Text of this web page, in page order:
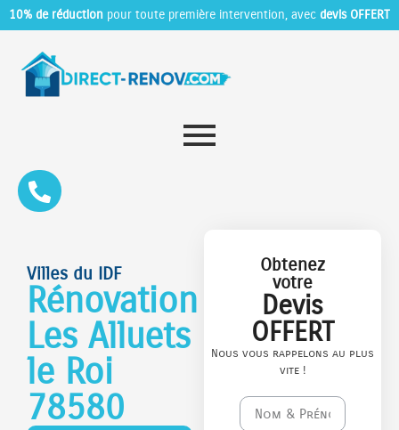
10% de réduction pour toute première intervention, avec devis OFFERT
Villes du IDF
Rénovation
Les Alluets
le Roi
78580
Obtenez
votre
Devis
OFFERT
Nous vous rappelons au plus
vite !